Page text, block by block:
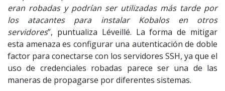
eran robadas y podrían ser utilizadas más tarde por
los atacantes para instalar Kobalos en otros
servidores”, puntualiza Léveillé. La forma de mitigar
esta amenaza es configurar una autenticación de doble
factor para conectarse con los servidores SSH, ya que el
uso de credenciales robadas parece ser una de las
maneras de propagarse por diferentes sistemas.